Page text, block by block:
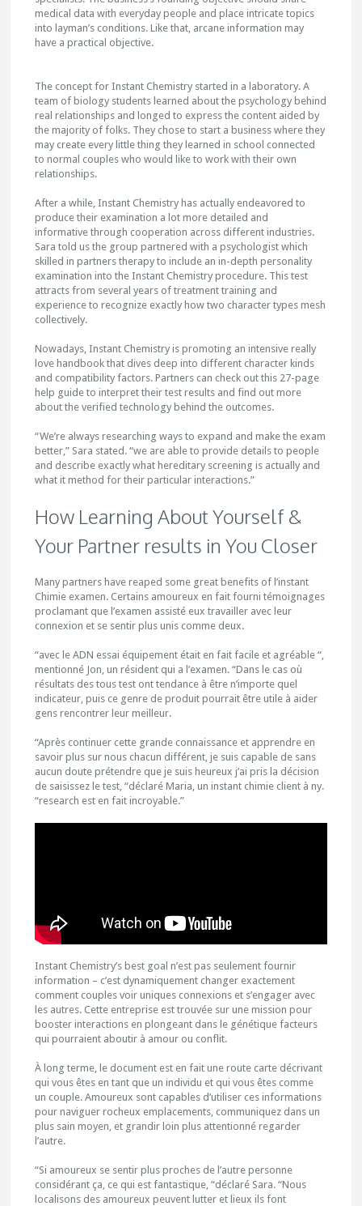
medical data with everyday people and place intricate topics
into layman’s conditions. Like that, arcane information may
have a practical objective.
The concept for Instant Chemistry started in a laboratory. A
team of biology students learned about the psychology behind
real relationships and longed to express the content aided by
the majority of folks. They chose to start a business where they
may create every little thing they learned in school connected
to normal couples who would like to work with their own
relationships.
After a while, Instant Chemistry has actually endeavored to
produce their examination a lot more detailed and
informative through cooperation across different industries.
Sara told us the group partnered with a psychologist which
skilled in partners therapy to include an in-depth personality
examination into the Instant Chemistry procedure. This test
attracts from several years of treatment training and
experience to recognize exactly how two character types mesh
collectively.
Nowadays, Instant Chemistry is promoting an intensive really
love handbook that dives deep into different character kinds
and compatibility factors. Partners can check out this 27-page
help guide to interpret their test results and find out more
about the verified technology behind the outcomes.
“We’re always researching ways to expand and make the exam
better,” Sara stated. “we are able to provide details to people
and describe exactly what hereditary screening is actually and
what it method for their particular interactions.”
How Learning About Yourself &
Your Partner results in You Closer
Many partners have reaped some great benefits of l’instant
Chimie examen. Certains amoureux en fait fourni témoignages
proclamant que l’examen assisté eux travailler avec leur
connexion et se sentir plus unis comme deux.
“avec le ADN essai équipement était en fait facile et agréable “,
mentionné Jon, un résident qui a l’examen. “Dans le cas où
résultats des tous test ont tendance à être n’importe quel
indicateur, puis ce genre de produit pourrait être utile à aider
gens rencontrer leur meilleur.
“Après continuer cette grande connaissance et apprendre en
savoir plus sur nous chacun différent, je suis capable de sans
aucun doute prétendre que je suis heureux j’ai pris la décision
de saisissez le test, “déclaré Maria, un instant chimie client à ny.
“research est en fait incroyable.”
Instant Chemistry’s best goal n’est pas seulement fournir
information – c’est dynamiquement changer exactement
comment couples voir uniques connexions et s’engager avec
les autres. Cette entreprise est trouvée sur une mission pour
booster interactions en plongeant dans le génétique facteurs
qui pourraient aboutir à amour ou conflit.
À long terme, le document est en fait une route carte décrivant
qui vous êtes en tant que un individu et qui vous êtes comme
un couple. Amoureux sont capables d’utiliser ces informations
pour naviguer rocheux emplacements, communiquez dans un
plus sain moyen, et grandir loin plus attentionné regarder
l’autre.
“Si amoureux se sentir plus proches de l’autre personne
considérant ça, ce qui est fantastique, “déclaré Sara. “Nous
localisons des amoureux peuvent lutter et lieux ils font